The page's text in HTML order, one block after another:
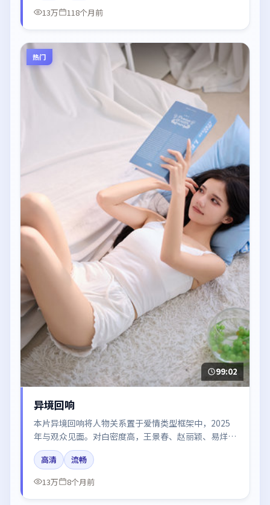
13万
118个月前
热门
99:02
异境回响
本片异境回响将人物关系置于爱情类型框架中，2025
年与观众见面。对白密度高，王景春、赵丽颖、易烊千
玺、木村拓哉的台词节奏值得关注；整体气质偏中国香
港都市与冷色调摄影。
高清
流畅
13万
8个月前